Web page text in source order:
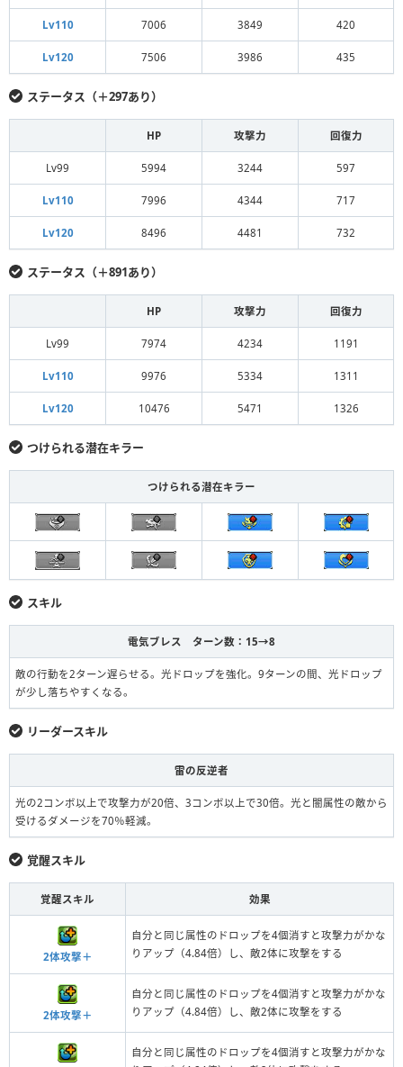
Lv110 7006 3849 420
Lv120 7506 3986 435
ステータス（＋297あり）
HP 攻撃力 回復力
Lv99 5994 3244 597
Lv110 7996 4344 717
Lv120 8496 4481 732
ステータス（＋891あり）
HP 攻撃力 回復力
Lv99 7974 4234 1191
Lv110 9976 5334 1311
Lv120 10476 5471 1326
つけられる潜在キラー
つけられる潜在キラー
スキル
電気ブレス ターン数：15→8
敵の行動を2ターン遅らせる。光ドロップを強化。9ターンの間、光ドロップ
が少し落ちやすくなる。
リーダースキル
雷の反逆者
光の2コンボ以上で攻撃力が20倍、3コンボ以上で30倍。光と闇属性の敵から
受けるダメージを70％軽減。
覚醒スキル
覚醒スキル 効果
2体攻撃＋
自分と同じ属性のドロップを4個消すと攻撃力がかな
りアップ（4.84倍）し、敵2体に攻撃をする
2体攻撃＋
自分と同じ属性のドロップを4個消すと攻撃力がかな
りアップ（4.84倍）し、敵2体に攻撃をする
自分と同じ属性のドロップを4個消すと攻撃力がかな